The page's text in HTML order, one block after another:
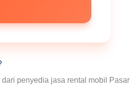
penyedia jasa rental mobil Pasar